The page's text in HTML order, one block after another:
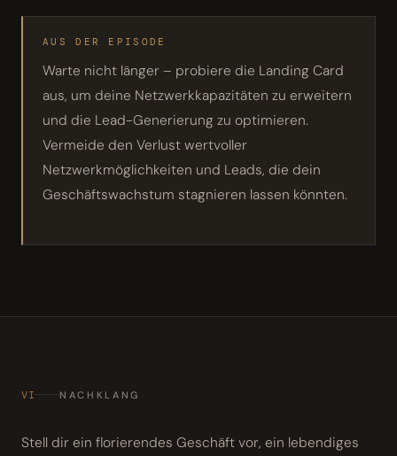
AUS DER EPISODE
Warte nicht länger – probiere die Landing Card
aus, um deine Netzwerkkapazitäten zu erweitern
und die Lead-Generierung zu optimieren.
Vermeide den Verlust wertvoller
Netzwerkmöglichkeiten und Leads, die dein
Geschäftswachstum stagnieren lassen könnten.
VI NACHKLANG
Stell dir ein florierendes Geschäft vor, ein lebendiges